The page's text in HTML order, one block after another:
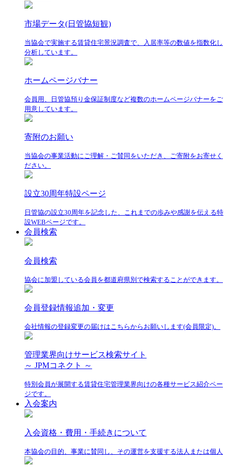
市場データ(日管協短観)
当協会で実施する賃貸住宅景況調査で、入居率等の数値を指数化し
分析しています。
ホームページバナー
会員用、日管協預り金保証制度など複数のホームページバナーをご
用意しています。
寄附のお願い
当協会の事業活動にご理解・ご賛同をいただき、ご寄附をお寄せく
ださい。
設立30周年特設ページ
日管協の設立30周年を記念した、これまでの歩みや感謝を伝える特
設WEBページです。
会員検索
会員検索
協会に加盟している会員を都道府県別で検索することができます。
会員登録情報追加・変更
会社情報の登録変更の届けはこちらからお願いします(会員限定)。
管理業界向けサービス検索サイト
～ JPMコネクト ～
特別会員が展開する賃貸住宅管理業界向けの各種サービス紹介ペー
ジです。
入会案内
入会資格・費用・手続きについて
本協会の目的、事業に賛同し、その運営を支援する法人または個人